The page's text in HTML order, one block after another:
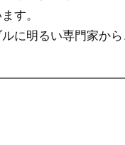
す。
ルに明るい専門家か